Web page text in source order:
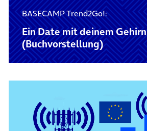
BASECAMP Trend2Go!:
Ein Date mit deinem Gehirn
(Buchvorstellung)